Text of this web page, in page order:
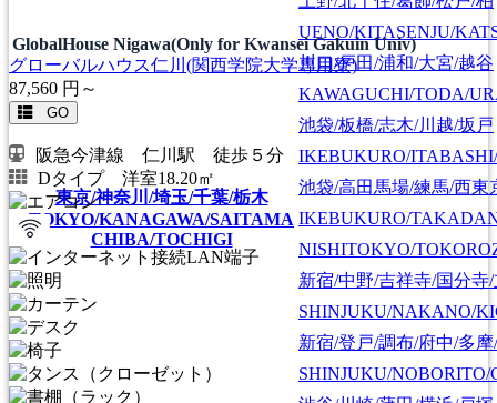
東京/神奈川/埼玉/千葉/栃木
TOKYO/KANAGAWA/SAITAMA
CHIBA/TOCHIGI
UENO/KITASENJU/
川口/戸田/浦和/大宮/越谷
KAWAGUCHI/TODA/
池袋/板橋/志木/川越/坂戸
IKEBUKURO/
池袋/高田馬場/練馬/西東
IKEBUKURO/
NISHITOKYO/
新宿/中野/吉祥寺/国分寺
SHINJUKU/NAKANO/
新宿/登戸/調布/府中/多
SHINJUKU/
GlobalHouse Nigawa(Only for Kwansei Gakuin Univ)
グローバルハウス仁川(関西学院大学専用寮)
87,560 円～
GO
阪急今津線 仁川駅 徒歩５分
Dタイプ 洋室18.20㎡